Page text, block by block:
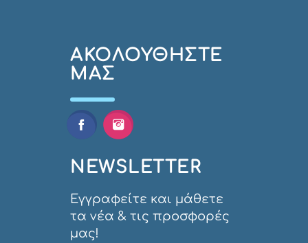
AΚΟΛΟΥΘΉΣΤΕ
ΜΑΣ
NEWSLETTER
Εγγραφείτε και μάθετε
τα νέα & τις προσφορές
μας!